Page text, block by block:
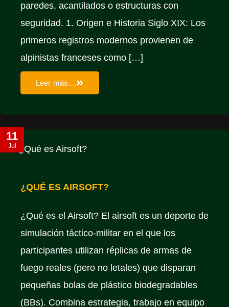
paredes, acantilados o estructuras con
seguridad. 1. Origen e Historia Siglo XIX: Los
primeros registros modernos provienen de
alpinistas franceses como […]
Leer más....
11
Jul
¿QUÉ ES AIRSOFT?
¿Qué es el Airsoft? El airsoft es un deporte de
simulación táctico-militar en el que los
participantes utilizan réplicas de armas de
fuego reales (pero no letales) que disparan
pequeñas bolas de plástico biodegradables
(BBs). Combina estrategia, trabajo en equipo